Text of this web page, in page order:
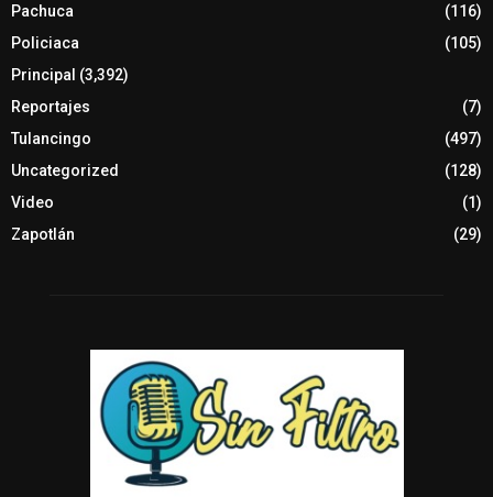
Pachuca
(116)
Policiaca
(105)
Principal (3,392)
Reportajes
(7)
Tulancingo
(497)
Uncategorized
(128)
Video
(1)
Zapotlán
(29)